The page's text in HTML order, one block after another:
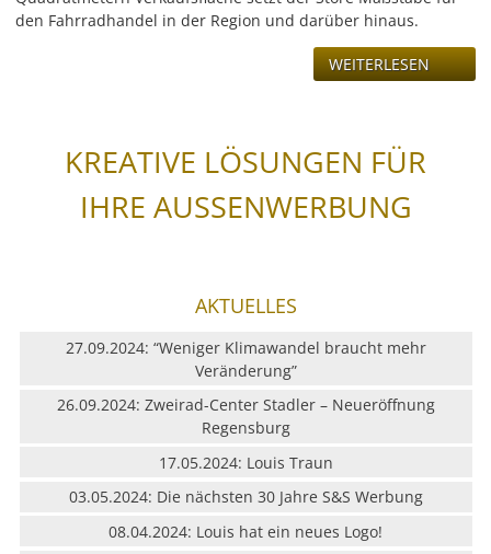
den Fahrradhandel in der Region und darüber hinaus.
WEITERLESEN
KREATIVE LÖSUNGEN FÜR
IHRE AUSSENWERBUNG
AKTUELLES
27.09.2024: “Weniger Klimawandel braucht mehr
Veränderung”
26.09.2024: Zweirad-Center Stadler – Neueröffnung
Regensburg
17.05.2024: Louis Traun
03.05.2024: Die nächsten 30 Jahre S&S Werbung
08.04.2024: Louis hat ein neues Logo!